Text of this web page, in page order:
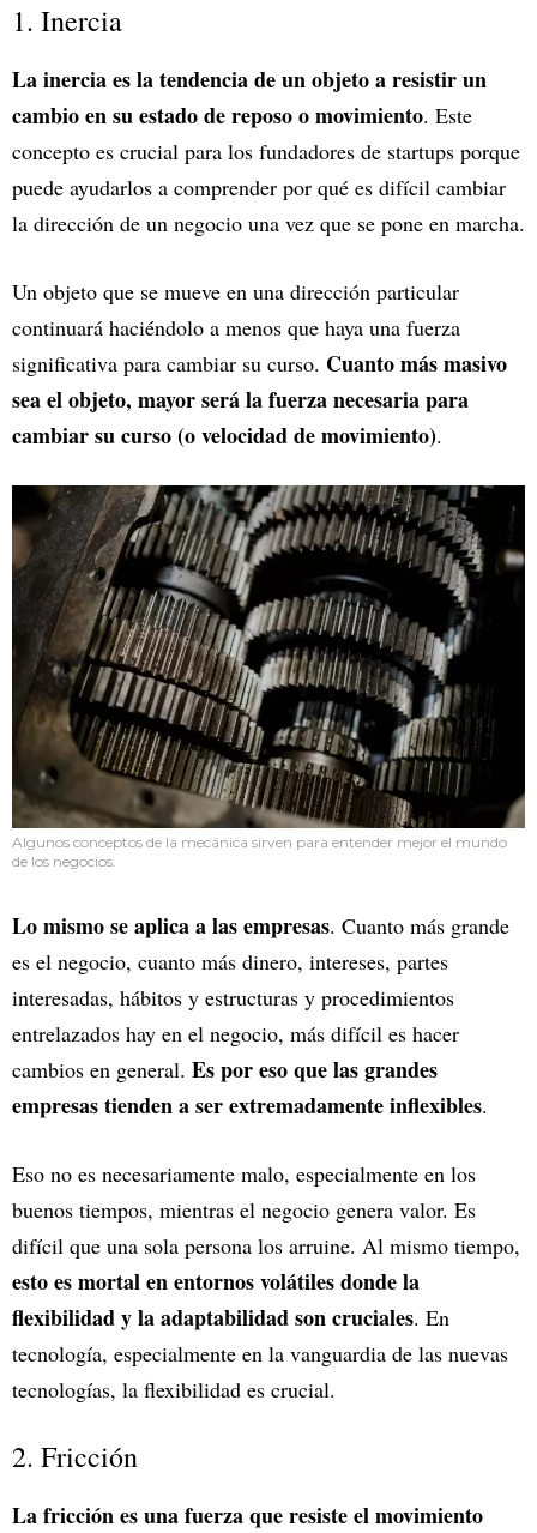
1. Inercia
La inercia es la tendencia de un objeto a resistir un
cambio en su estado de reposo o movimiento. Este
concepto es crucial para los fundadores de startups porque
puede ayudarlos a comprender por qué es difícil cambiar
la dirección de un negocio una vez que se pone en marcha.
Un objeto que se mueve en una dirección particular
continuará haciéndolo a menos que haya una fuerza
significativa para cambiar su curso. Cuanto más masivo
sea el objeto, mayor será la fuerza necesaria para
cambiar su curso (o velocidad de movimiento).
Algunos conceptos de la mecánica sirven para entender mejor el mundo
de los negocios.
Lo mismo se aplica a las empresas. Cuanto más grande
es el negocio, cuanto más dinero, intereses, partes
interesadas, hábitos y estructuras y procedimientos
entrelazados hay en el negocio, más difícil es hacer
cambios en general. Es por eso que las grandes
empresas tienden a ser extremadamente inflexibles.
Eso no es necesariamente malo, especialmente en los
buenos tiempos, mientras el negocio genera valor. Es
difícil que una sola persona los arruine. Al mismo tiempo,
esto es mortal en entornos volátiles donde la
flexibilidad y la adaptabilidad son cruciales. En
tecnología, especialmente en la vanguardia de las nuevas
tecnologías, la flexibilidad es crucial.
2. Fricción
La fricción es una fuerza que resiste el movimiento